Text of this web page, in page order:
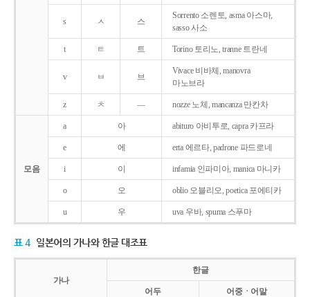
s ㅅ 스
Sorrento 소렌토, asma 아스마,
sasso 사소
t ㅌ 트 Torino 토리노, tranne 트란네
v ㅂ 브
Vivace 비바체, manovra
마노브라
z ㅊ ― nozze 노체, mancanza 만칸차
모음
a 아 abituro 아비투로, capra 카프라
e 에 erta 에르타, padrone 파드로네
i 이 infamia 인파미아, manica 마니카
o 오 oblio 오블리오, poetica 포에티카
u 우 uva 우바, spuma 스푸마
표 4 일본어의 가나와 한글 대조표
가나
한글
어두 어중ㆍ어말